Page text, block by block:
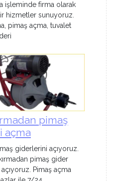
işleminde firma olarak
hizmetler sunuyoruz.
pimaş açma, tuvalet
pimaş
açma
giderlerini açıyoruz.
pimaş gider
açıyoruz. Pimaş açma